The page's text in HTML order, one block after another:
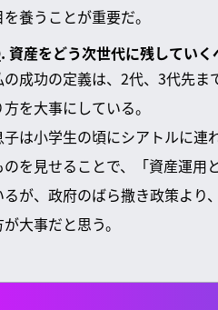
を養うことが重要だ。
資産をどう次世代に残していく
の成功の定義は、2代、3代先
方を大事にしている。
子は小学生の頃にシアトルに連
のを見せることで、「資産運用
るが、政府のばら撒き政策より
大事だと思う。